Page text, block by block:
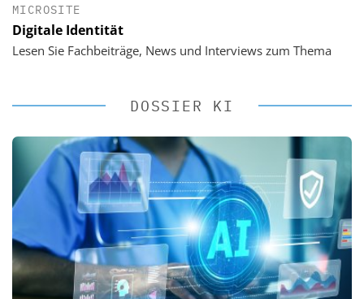
MICROSITE
Digitale Identität
Lesen Sie Fachbeiträge, News und Interviews zum Thema
DOSSIER KI